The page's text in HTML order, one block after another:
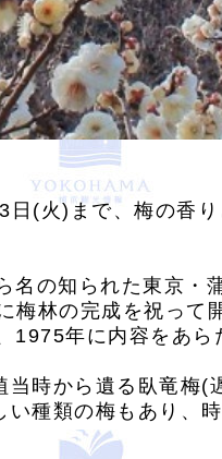
(火)まで、梅の香
名の知られた東京・
林の完成を祝って
年に内容をあら
時から遺る臥竜梅(
種類の梅もあり、